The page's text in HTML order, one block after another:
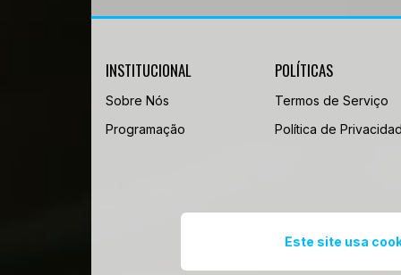
INSTITUCIONAL
Sobre Nós
Programação
POLÍTICAS
Termos de Serviço
Política de
Este site usa